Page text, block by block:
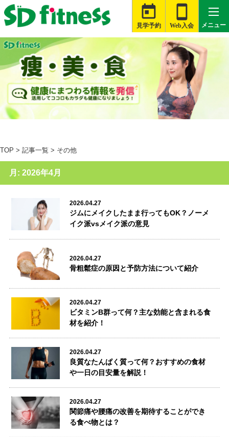

見学予約

Web入会 メニュー

札幌白石店
大河原店
銚子店


TOP > 記事一覧 > その他
月: 2026年4月
2026.04.27
ジムにメイクしたまま行ってもOK？ノーメ
イク派vsメイク派の意見
2026.04.27
骨粗鬆症の原因と予防方法について紹介
2026.04.27
ビタミンB群って何？主な効能と含まれる食
材を紹介！
2026.04.27
良質なたんぱく質って何？おすすめの食材
や一日の目安量を解説！
2026.04.27
関節痛や腰痛の改善を期待することができ
る食べ物とは？